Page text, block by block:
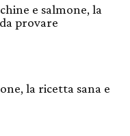
e salmone, la
provare
la ricetta sana e